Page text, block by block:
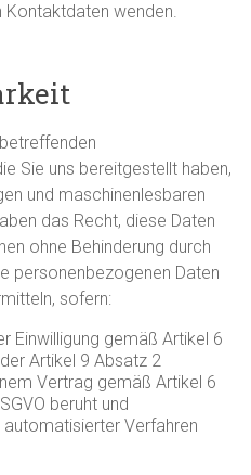
Kontaktdaten wenden.
Sie uns bereitgestellt haben,
und maschinenlesbaren
das Recht, diese Daten
ohne Behinderung durch
personenbezogenen Daten
sofern:
Einwilligung gemäß Artikel 6
Artikel 9 Absatz 2
Vertrag gemäß Artikel 6
beruht und
Verfahren